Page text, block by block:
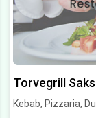
Torvegrill
Kebab, Pizzaria,